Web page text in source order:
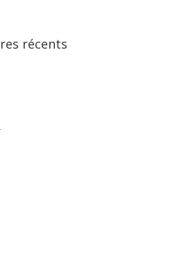
récents